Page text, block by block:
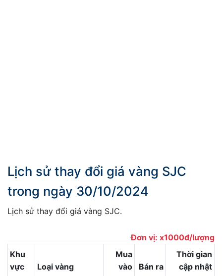
Lịch sử thay đổi giá vàng SJC
trong ngày 30/10/2024
Lịch sử thay đổi giá vàng SJC.
Đơn vị: x1000đ/lượng
Khu
vực
Loại vàng
Mua
vào
Bán ra
Thời gian
cập nhật